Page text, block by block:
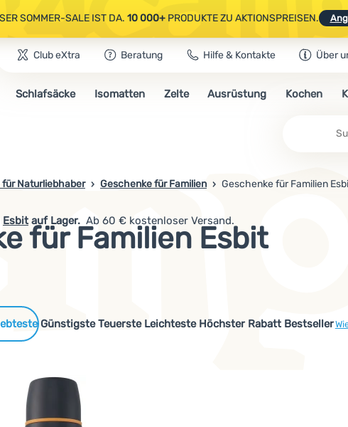
SOMMER-SALE IST DA. 10 000+PRODUKTE ZU AKTIONSPREISEN.
AUSGEWÄHLTE CAMPING- & WANDERAUSRÜSTUNG.CODE OUT10
SOMMER-SALE IST DA.10 000+PRODUKTE ZU AKTIONSPREISEN.
Club eXtra Beratung Hilfe & Kontakte Über
Schlafsäcke Isomatten Zelte Ausrüstung Kochen
Naturliebhaber Geschenke für Familien Geschenke für Familien
für Familien Esbit
Esbit auf Lager. Ab 60 € kostenloser Versand.
Günstigste Teuerste Leichteste Höchster Rabatt Bestseller
Produkte
Marken